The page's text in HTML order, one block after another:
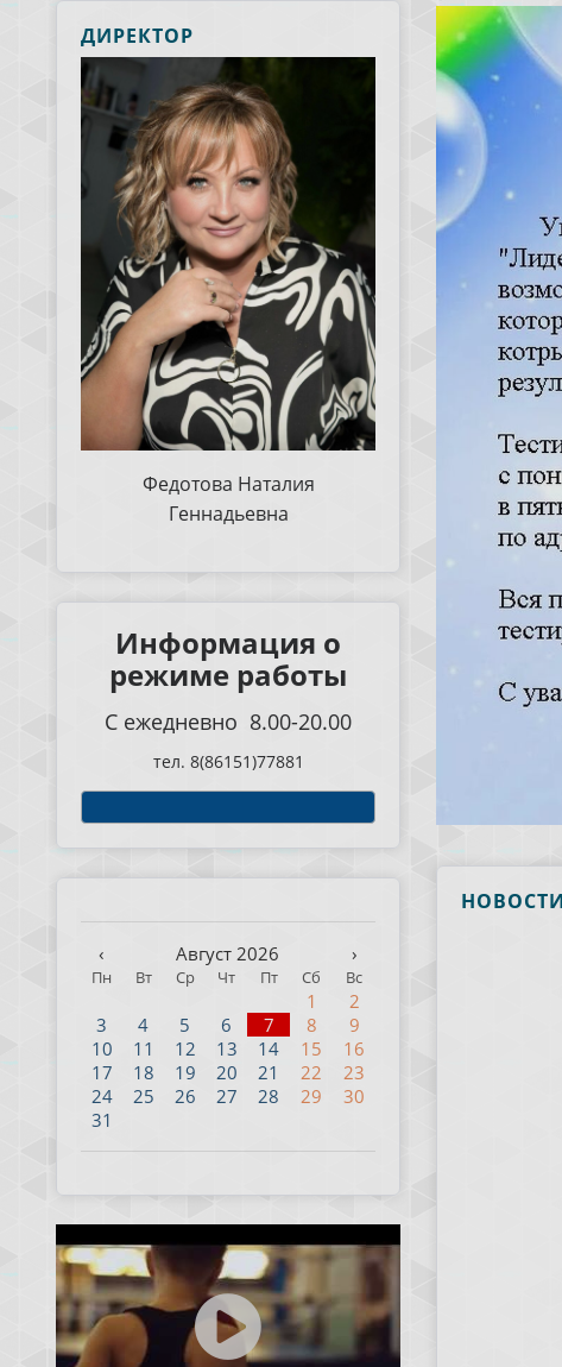
ДИРЕКТОР
Федотова Наталия
Геннадьевна
Информация о
режиме работы
С ежедневно 8.00-20.00
тел. 8(86151)77881
‹ Август 2026 ›
Пн Вт Ср Чт Пт Сб Вс
1
2
3
4 5 6 7 8
9
10
11 12 13 14 15
16
17
18 19 20 21 22
23
24
25 26 27 28 29
30
31
НОВОСТИ